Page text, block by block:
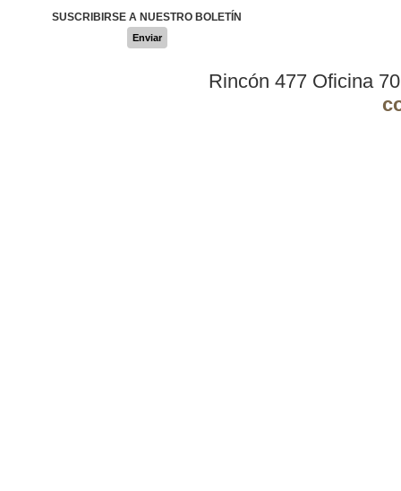
SUSCRIBIRSE A NUESTRO BOLETÍN
Enviar
Rincón 477 Oficina